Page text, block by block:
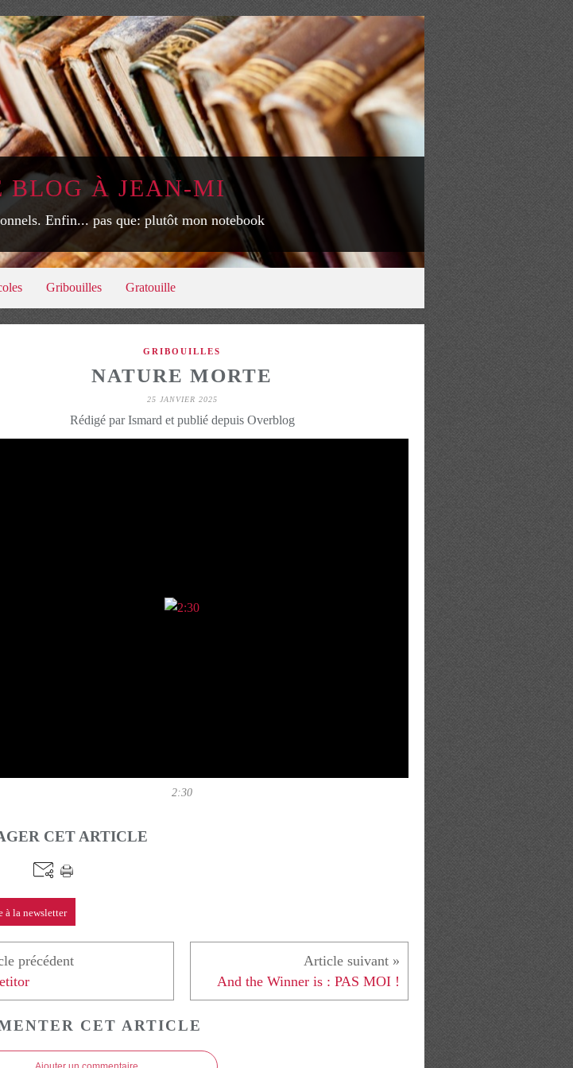
BLOG À JEAN-MI
Enfin... pas que: plutôt mon notebook
Gribouilles Gratouille
GRIBOUILLES
NATURE MORTE
25 JANVIER 2025
Rédigé par Ismard et publié depuis Overblog
2:30
CET ARTICLE
à la newsletter
And the Winner is : PAS MOI !
CET ARTICLE